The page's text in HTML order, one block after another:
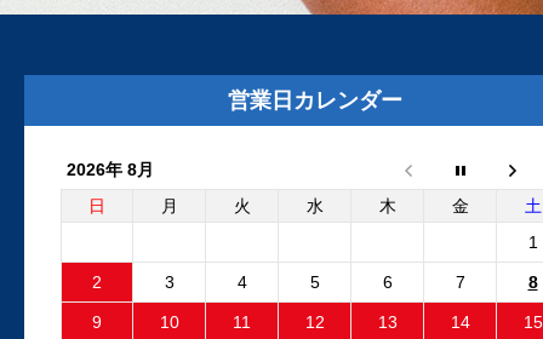
外装リニューアルしました
た。グレーの建物と新しいロゴマークの看
板が目印です。Google...
フリーランダー2 電動ファンコ
ントロールユニット 純正品と
外品比較
フリーランダー2でエンジン停止後も電動
ファンが回り続ける故障が発生しました。
営業日カレンダー
2026年 8月
日
月 火 水 木 金
土
1
2 3 4 5 6 7 8
9 10 11 12 13 14 15